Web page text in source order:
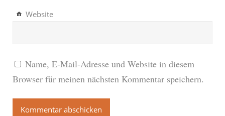
Website
Name, E-Mail-Adresse und Website in diesem
Browser für meinen nächsten Kommentar speichern.